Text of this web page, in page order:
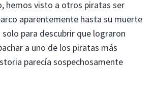
hemos visto a otros piratas ser
aparentemente hasta su muerte
para descubrir que lograron
a uno de los piratas más
parecía sospechosamente